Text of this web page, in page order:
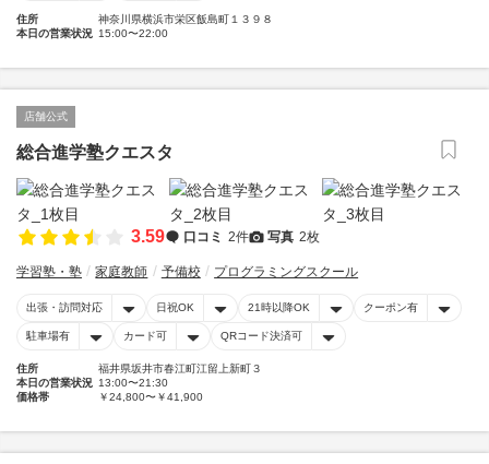
住所
神奈川県横浜市栄区飯島町１３９８
本日の営業状況 15:00〜22:00
店舗公式
総合進学塾クエスタ
3.59 口コミ 2件 写真 2枚
学習塾・塾 家庭教師 予備校 プログラミングスクール
出張・訪問対応 日祝OK 21時以降OK クーポン有
駐車場有 カード可 QRコード決済可
住所
福井県坂井市春江町江留上新町３
本日の営業状況 13:00〜21:30
価格帯
￥24,800〜￥41,900